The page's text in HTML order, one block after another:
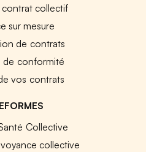
collectif
sur mesure
de contrats
de conformité
vos contrats
Collective
collective